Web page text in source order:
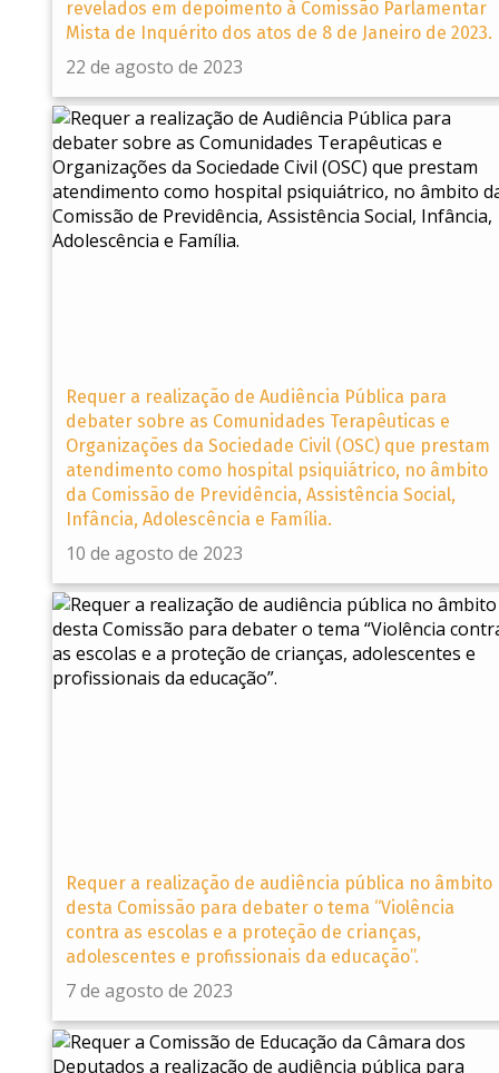
revelados em depoimento à Comissão Parlamentar
Mista de Inquérito dos atos de 8 de Janeiro de 2023.
22 de agosto de 2023
Requer a realização de Audiência Pública para
debater sobre as Comunidades Terapêuticas e
Organizações da Sociedade Civil (OSC) que prestam
atendimento como hospital psiquiátrico, no âmbito
da Comissão de Previdência, Assistência Social,
Infância, Adolescência e Família.
10 de agosto de 2023
Requer a realização de audiência pública no âmbito
desta Comissão para debater o tema “Violência
contra as escolas e a proteção de crianças,
adolescentes e profissionais da educação”.
7 de agosto de 2023